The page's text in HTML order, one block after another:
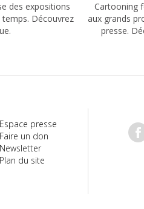
des expositions
Découvrez
Cartooning
aux grands
presse.
Espace presse
Faire un don
Newsletter
Plan du site